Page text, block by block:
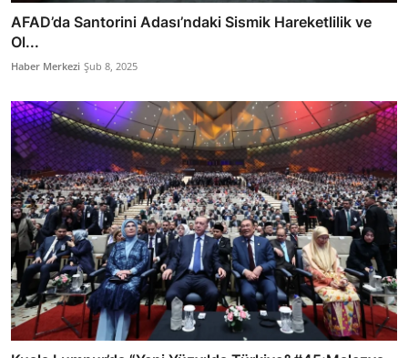
AFAD’da Santorini Adası’ndaki Sismik Hareketlilik ve
Ol...
Haber Merkezi Şub 8, 2025